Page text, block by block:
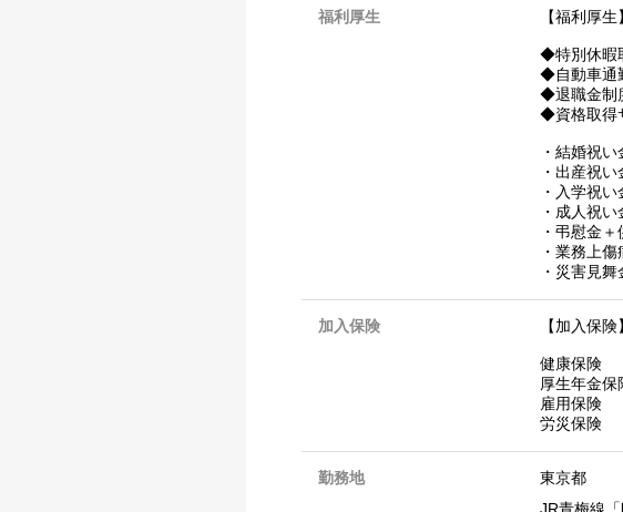
福利厚生 【福利厚生】
◆特別休暇
◆自動車通
◆退職金制
◆資格取得
・結婚祝
・出産祝
・入学祝
・成人祝
・弔慰金
・業務上
・災害見舞
加入保険 【加入保険】
健康保険
厚生年金保
雇用保険
労災保険
勤務地
東京都